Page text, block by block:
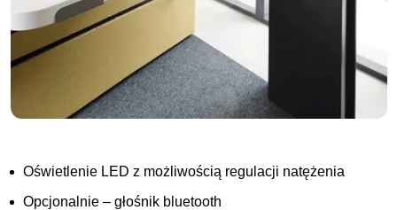
Oświetlenie LED z możliwością regulacji natężenia
Opcjonalnie – głośnik bluetooth